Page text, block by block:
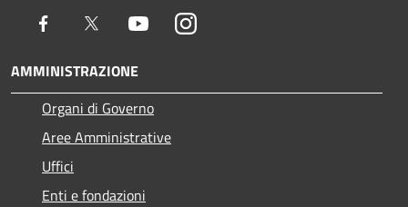
Facebook Twitter YoutubeInstagram
AMMINISTRAZIONE
Organi di Governo
Aree Amministrative
Uffici
Enti e fondazioni